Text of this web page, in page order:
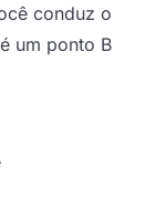
conduz o
um ponto B